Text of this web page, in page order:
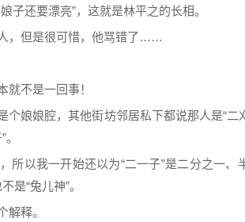
子还要漂亮”，这就是林平之的长相。
，但是很可惜，他骂错了……
就不是一回事！
个娘娘腔，其他街坊邻居私下都说那人是“二
所以我一开始还以为“二一子”是二分之一、
是“兔儿神”。
解释。